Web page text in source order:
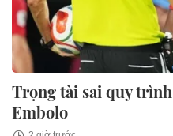
Trọng tài sai quy
Embolo